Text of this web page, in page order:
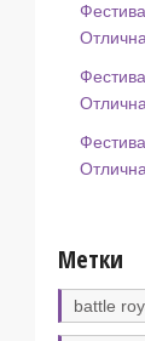
Метки
battle